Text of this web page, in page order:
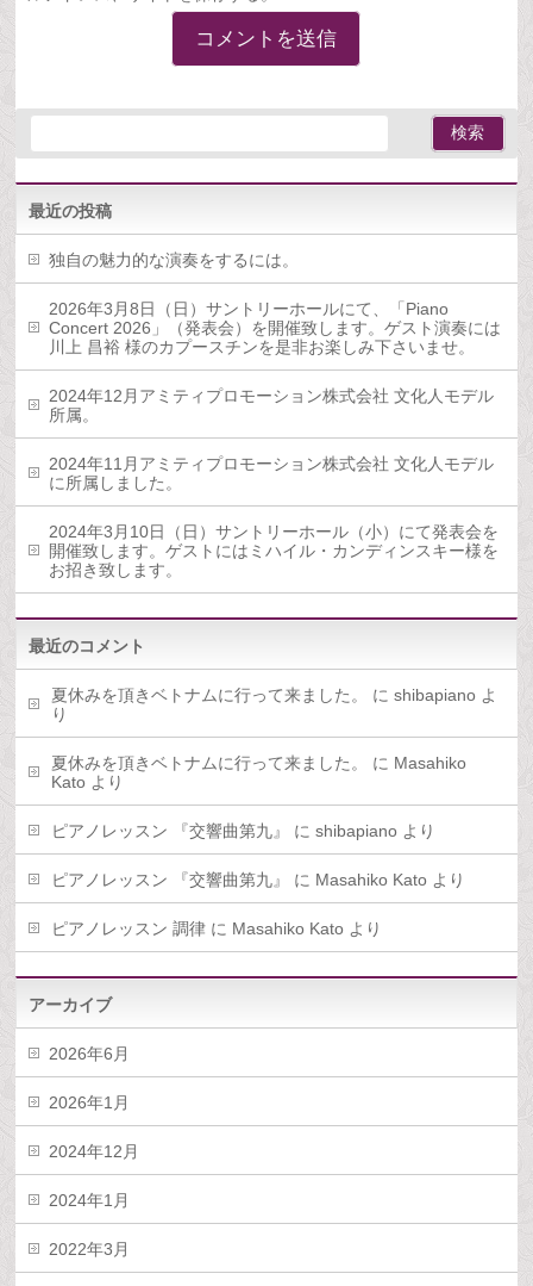
最近の投稿
独自の魅力的な演奏をするには。
2026年3月8日（日）サントリーホールにて、「Piano
Concert 2026」（発表会）を開催致します。ゲスト演奏には
川上 昌裕 様のカプースチンを是非お楽しみ下さいませ。
2024年12月アミティプロモーション株式会社 文化人モデル
所属。
2024年11月アミティプロモーション株式会社 文化人モデル
に所属しました。
2024年3月10日（日）サントリーホール（小）にて発表会を
開催致します。ゲストにはミハイル・カンディンスキー様を
お招き致します。
最近のコメント
夏休みを頂きベトナムに行って来ました。 にshibapiano よ
り
夏休みを頂きベトナムに行って来ました。 に Masahiko
Kato より
ピアノレッスン 『交響曲第九』 にshibapiano より
ピアノレッスン 『交響曲第九』 に Masahiko Kato より
ピアノレッスン 調律 に Masahiko Kato より
アーカイブ
2026年6月
2026年1月
2024年12月
2024年1月
2022年3月